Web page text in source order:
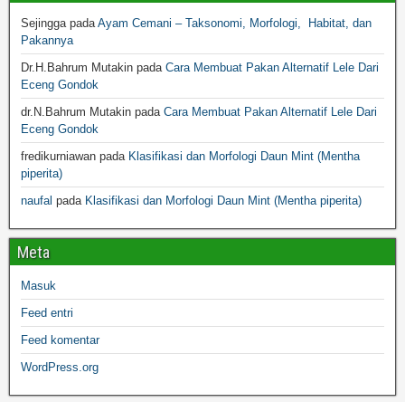
SejinggapadaAyam Cemani – Taksonomi, Morfologi, Habitat, dan
Pakannya
Dr.H.Bahrum Mutakin pada Cara Membuat Pakan Alternatif Lele Dari
Eceng Gondok
dr.N.Bahrum Mutakin pada Cara Membuat Pakan Alternatif Lele Dari
Eceng Gondok
fredikurniawan pada Klasifikasi dan Morfologi Daun Mint (Mentha
piperita)
naufal pada Klasifikasi dan Morfologi Daun Mint (Mentha piperita)
Meta
Masuk
Feed entri
Feed komentar
WordPress.org